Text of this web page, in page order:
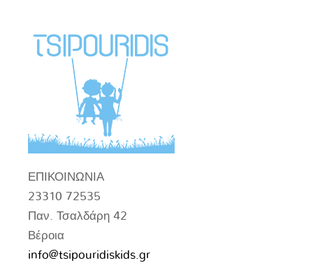
ΕΠΙΚΟΙΝΩΝΙΑ
23310 72535
Παν. Τσαλδάρη 42
Βέροια
info@tsipouridiskids.gr